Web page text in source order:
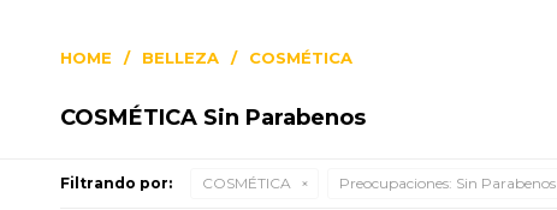
HOME BELLEZA COSMÉTICA
COSMÉTICA Sin Parabenos
Filtrando por: COSMÉTICA Preocupaciones: Sin Parabenos